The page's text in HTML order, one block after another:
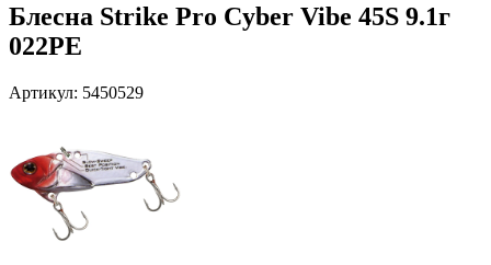
Блесна Strike Pro Cyber Vibe 45S 9.1г
022PE
Артикул: 5450529